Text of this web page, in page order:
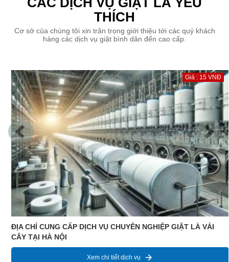
THÍCH
Cơ sở của chúng tôi xin trân trọng giới thiệu tới các quý khách
hàng các dịch vụ giặt bình dân đến cao cấp.
Giá : 15 VNĐ
GIẶT XỬ LÝ VẢI CÂY | XƯỞNG GIẶT VẢI CÂY GIÁ RẺ TẠI HÀ
NỘI
Xem chi tiết dịch vụ